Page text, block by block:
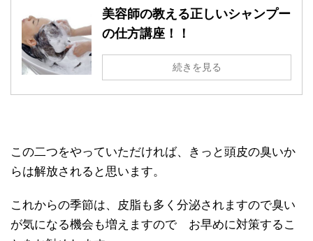
美容師の教える正しいシャンプー
の仕方講座！！
続きを見る
この二つをやっていただければ、きっと頭皮の臭いか
らは解放されると思います。
これからの季節は、皮脂も多く分泌されますので臭い
が気になる機会も増えますので お早めに対策するこ